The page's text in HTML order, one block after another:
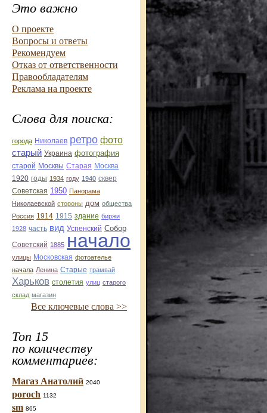
Это важно
О проекте
Вопросы и ответы
Рекомендуем
Отказ от ответственности
Правообладателям
Реклама на проекте
Слова для поиска:
города Николаев ретро фото
старый Украина фотография
старой Москвы Старая Москва
1920 годы 1934 году 1940 сквер
Советская 1950 Панорама
Николаевской стороны дом общества
Россия 1914 1915 здание биржи
1928 часть вид Успенский Собор
Советский 1885 начало
улицы Московская фотоателье
начала Ленина Старые трамвай
Харьков столетия улиц старого
склад магазин
Все ключевые слова >>
Топ 15
по количеству
комментариев:
Магаз Анатолий 2040
poroch 1132
sm 865